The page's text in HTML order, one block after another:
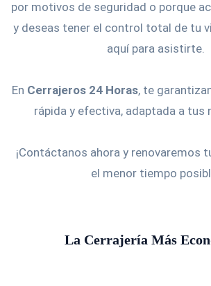
por motivos de seguridad o porque
y deseas tener el control total de tu
aquí para asistirte.
En Cerrajeros 24 Horas, te
rápida y efectiva, adaptada a tus
¡Contáctanos ahora y renovaremos
el menor tiempo
La Cerrajería Más